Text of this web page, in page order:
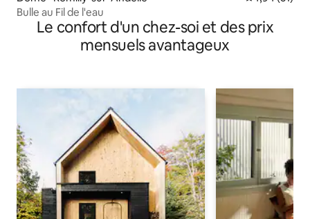
Bulle au Fil de l'eau
Le confort d'un chez-soi et des prix
mensuels avantageux